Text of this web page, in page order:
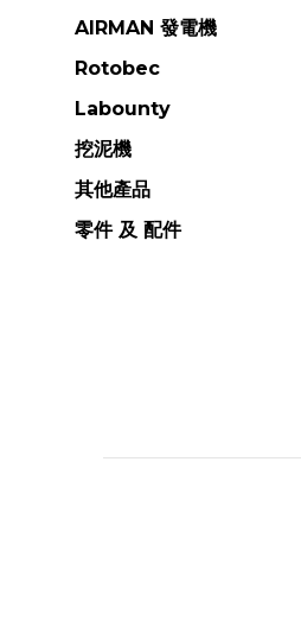
AIRMAN 發電機
Rotobec
Labounty
挖泥機
其他產品
零件 及 配件